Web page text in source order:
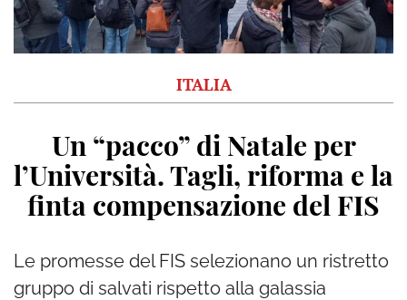
ITALIA
Un “pacco” di Natale per
l’Università. Tagli, riforma e la
finta compensazione del FIS
Le promesse del FIS selezionano un ristretto
gruppo di salvati rispetto alla galassia